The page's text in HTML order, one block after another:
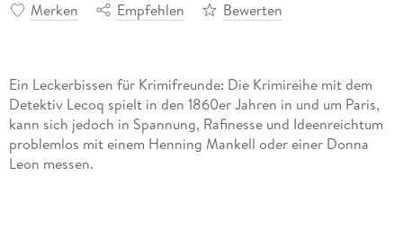
Merken Empfehlen Bewerten
Ein Leckerbissen für Krimifreunde: Die Krimireihe mit dem
Detektiv Lecoq spielt in den 1860er Jahren in und um Paris,
kann sich jedoch in Spannung, Rafinesse und Ideenreichtum
problemlos mit einem Henning Mankell oder einer Donna